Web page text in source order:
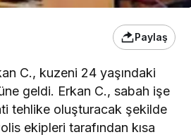
Paylaş
C., kuzeni 24 yaşındaki
geldi. Erkan C., sabah işe
tehlike oluşturacak şekilde
ekipleri tarafından kısa